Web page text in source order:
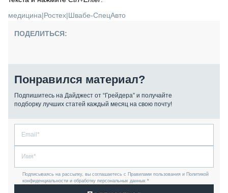
медицина|Ростех|Швабе-СпецАвто
ПОДЕЛИТЬСЯ:
Понравился материал?
Подпишитесь на Дайджест от “Грейдера” и получайте
подборку лучших статей каждый месяц на свою почту!
Подписываясь на рассылку, вы соглашаетесь с Правилами пользования и Политикой
конфиденциальности и обработку персональных данных *